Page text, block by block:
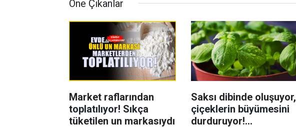
Öne Çıkanlar
Market raflarından
toplatılıyor! Sıkça
tüketilen un markasıydı
Saksı dibinde oluşuyor,
çiçeklerin büyümesini
durduruyor!